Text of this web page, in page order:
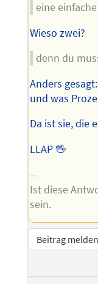
eine
Wieso zwei?
denn du
Anders
und was
Da ist sie, die
LLAP 🖖
--
Ist diese
sein.
Beitrag melden